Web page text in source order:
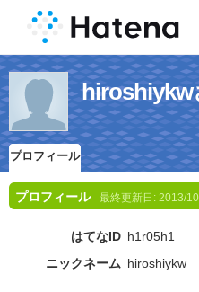
hiroshiykw
プロフィール
プロフィール 最終更新日: 2013/
はてなID h1r05h1
ニックネーム hiroshiykw